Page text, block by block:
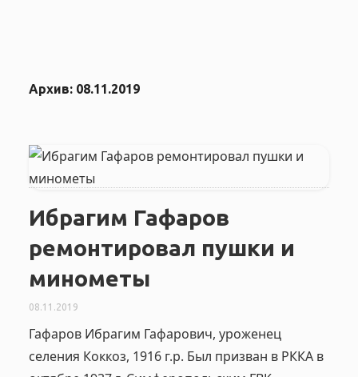
Архив: 08.11.2019
Ибрагим Гафаров
ремонтировал пушки и
минометы
08.11.2019
Гафаров Ибрагим Гафарович, уроженец
селения Коккоз, 1916 г.р. Был призван в РККА в